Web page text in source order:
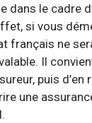
dans le cadre
si vous
français ne
Il
puis d’en
une